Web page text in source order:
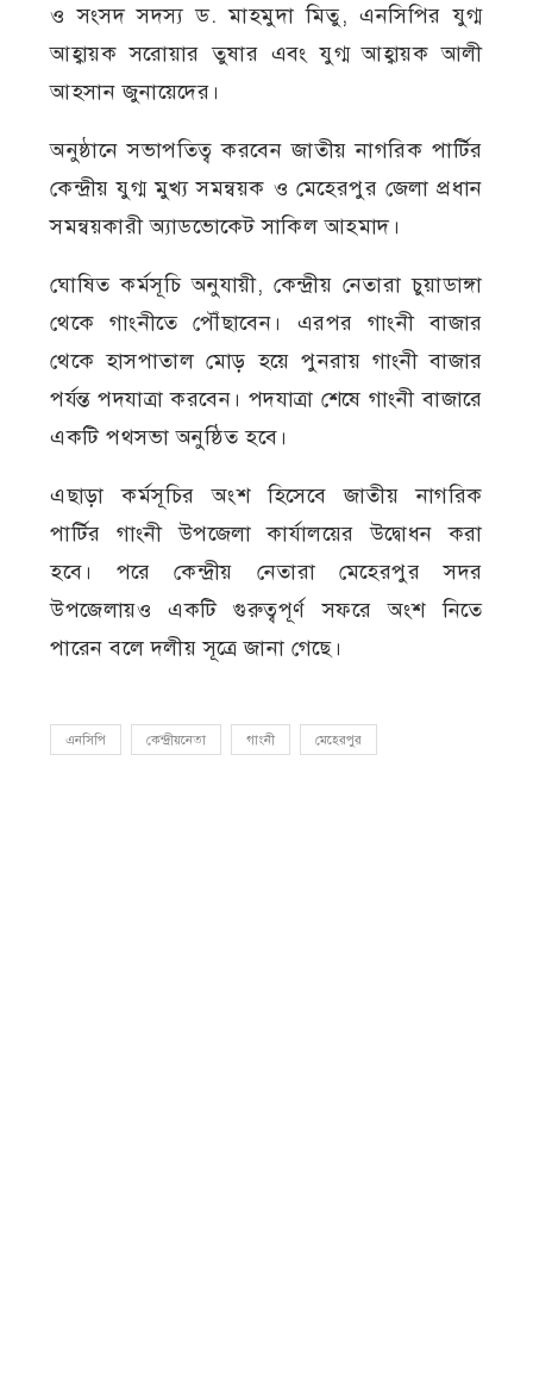
ও সংসদ সদস্য ড. মাহমুদা মিতু, এনসিপির যুগ্ম
আহ্বায়ক সরোয়ার তুষার এবং যুগ্ম আহ্বায়ক আলী
আহসান জুনায়েদের।
অনুষ্ঠানে সভাপতিত্ব করবেন জাতীয় নাগরিক পার্টির
কেন্দ্রীয় যুগ্ম মুখ্য সমন্বয়ক ও মেহেরপুর জেলা প্রধান
সমন্বয়কারী অ্যাডভোকেট সাকিল আহমাদ।
ঘোষিত কর্মসূচি অনুযায়ী, কেন্দ্রীয় নেতারা চুয়াডাঙ্গা
থেকে গাংনীতে পৌঁছাবেন। এরপর গাংনী বাজার
থেকে হাসপাতাল মোড় হয়ে পুনরায় গাংনী বাজার
পর্যন্ত পদযাত্রা করবেন। পদযাত্রা শেষে গাংনী বাজারে
একটি পথসভা অনুষ্ঠিত হবে।
এছাড়া কর্মসূচির অংশ হিসেবে জাতীয় নাগরিক
পার্টির গাংনী উপজেলা কার্যালয়ের উদ্বোধন করা
হবে। পরে কেন্দ্রীয় নেতারা মেহেরপুর সদর
উপজেলায়ও একটি গুরুত্বপূর্ণ সফরে অংশ নিতে
পারেন বলে দলীয় সূত্রে জানা গেছে।
এনসিপি কেন্দ্রীয়নেতা গাংনী মেহেরপুর